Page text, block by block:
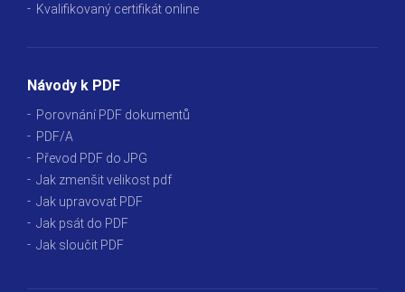
Kvalifikovaný certifikát online
Návody k PDF
Porovnání PDF dokumentů
PDF/A
Převod PDF do JPG
Jak zmenšit velikost pdf
Jak upravovat PDF
Jak psát do PDF
Jak sloučit PDF